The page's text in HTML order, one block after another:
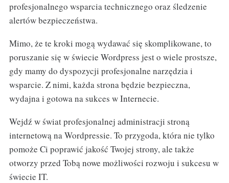
profesjonalnego wsparcia technicznego oraz śledzenie
alertów bezpieczeństwa.
Mimo, że te kroki mogą wydawać się skomplikowane, to
poruszanie się w świecie Wordpress jest o wiele prostsze,
gdy mamy do dyspozycji profesjonalne narzędzia i
wsparcie. Z nimi, każda strona będzie bezpieczna,
wydajna i gotowa na sukces w Internecie.
Wejdź w świat profesjonalnej administracji stroną
internetową na Wordpressie. To przygoda, która nie tylko
pomoże Ci poprawić jakość Twojej strony, ale także
otworzy przed Tobą nowe możliwości rozwoju i sukcesu w
świecie IT.